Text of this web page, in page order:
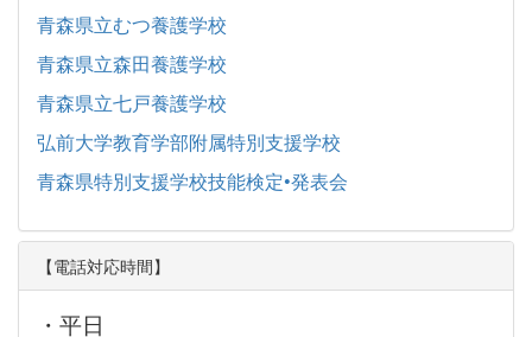
青森県立むつ養護学校
青森県立森田養護学校
青森県立七戸養護学校
弘前大学教育学部附属特別支援学校
青森県特別支援学校技能検定•発表会
【電話対応時間】
・平日